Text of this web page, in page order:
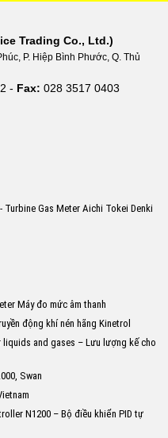
Trading Co., Ltd.)
P. Hiệp Bình Phước, Q. Thủ
- Fax: 028 3517 0403
Gas Meter Aichi Tokei Denki
Máy đo mức âm thanh
động khí nén hãng Kinetrol
liquids and gases – Lưu lượng kế cho
Swan
N1200 – Bộ điều khiển PID tự